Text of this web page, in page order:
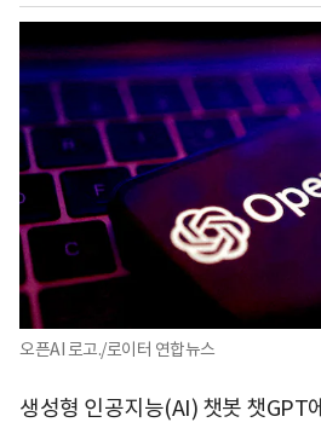
오픈AI 로고./로이터 연합뉴스
생성형 인공지능(AI) 챗봇 챗GPT